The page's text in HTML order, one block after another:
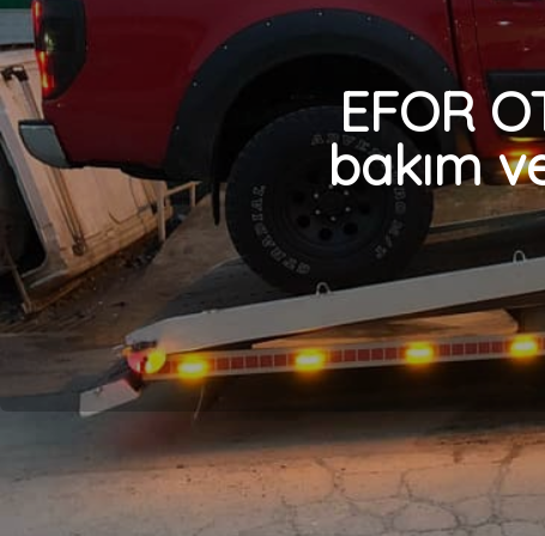
Focus, Connect, Courier, Tourneo, Mondeo, C-Max, S-
Bir yanıt yazın
E-posta adresiniz yayınlanmayacak.Gerekli alanlar
EFOR
bakım